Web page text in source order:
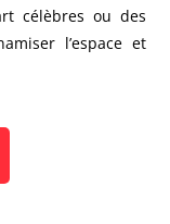
célèbres ou des
l’espace et